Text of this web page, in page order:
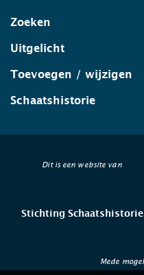
Zoeken
Uitgelicht
Toevoegen / wijzigen
Schaatshistorie
Dit is een website van
Stichting Schaatshistorie
Mede